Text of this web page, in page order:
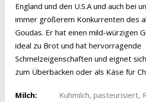
England und den U.S.A und auch bei
immer größerem Konkurrenten des
Goudas. Er hat einen mild-würzigen
ideal zu Brot und hat hervorragende
Schmelzeigenschaften und eignet
zum Überbacken oder als Käse für
Milch:
Kuhmilch, pasteurisiert,